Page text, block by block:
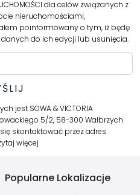
dla celów związanych z
nieruchomościami,
poinformowany o tym, iż będę
do ich edycji lub usunięcia.
jest SOWA & VICTORIA
5/2, 58-300 Wałbrzych
skontaktować przez adres
więcej
Popularne Lokalizacje